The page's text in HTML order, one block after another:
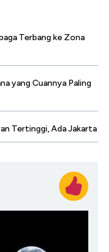
Terbang ke Zona
yang Cuannya Paling
Tertinggi, Ada Jakarta